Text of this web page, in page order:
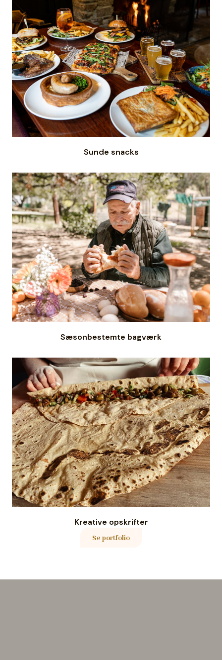
Sunde snacks
Sæsonbestemte bagværk
Kreative opskrifter
Se portfolio